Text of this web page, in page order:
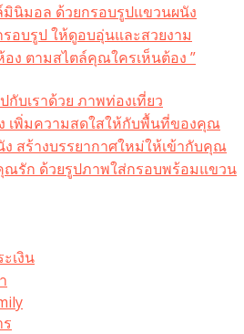
มินิมอล ด้วยกรอบรูปแขวนผนัง
อบรูป ให้ดูอบอุ่นและสวยงาม
ง ตามสไตล์คุณใครเห็นต้อง ”
กับเราด้วย ภาพท่องเที่ยว
เพิ่มความสดใสให้กับพื้นที่ของคุณ
สร้างบรรยากาศใหม่ให้เข้ากับคุณ
ณรัก ด้วยรูปภาพใส่กรอบพร้อมแขวน​
เงิน